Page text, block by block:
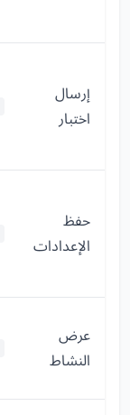
إرسال
اختبار
حفظ
الإعدادات
عرض
النشاط